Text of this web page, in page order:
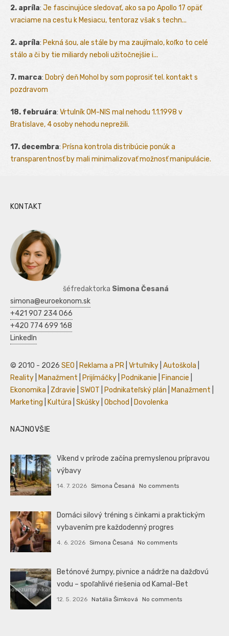
2. apríla: Je fascinujúce sledovať, ako sa po Apollo 17 opäť
vraciame na cestu k Mesiacu, tentoraz však s techn...
2. apríla: Pekná šou, ale stále by ma zaujímalo, koľko to celé
stálo a či by tie miliardy neboli užitočnejšie i...
7. marca: Dobrý deň Mohol by som poprosiť tel. kontakt s
pozdravom
18. februára: Vrtulník OM-NIS mal nehodu 1.1.1998 v
Bratislave, 4 osoby nehodu neprežili.
17. decembra: Prísna kontrola distribúcie ponúk a
transparentnosť by mali minimalizovať možnosť manipulácie.
KONTAKT
šéfredaktorka Simona Česaná
simona@euroekonom.sk
+421 907 234 066
+420 774 699 168
LinkedIn
© 2010 - 2026 SEO Reklama a PR Vrtuľníky Autoškola
Reality
Manažment Prijímáčky Podnikanie Financie
Ekonomika
Zdravie SWOT Podnikateľský plán Manažment
Marketing
Kultúra Skúšky Obchod Dovolenka
NAJNOVŠIE
Víkend v prírode začína premyslenou prípravou
výbavy
14. 7. 2026 Simona Česaná No comments
Domáci silový tréning s činkami a praktickým
vybavením pre každodenný progres
4. 6. 2026 Simona Česaná No comments
Betónové žumpy, pivnice a nádrže na dažďovú
vodu – spoľahlivé riešenia od Kamal-Bet
12. 5. 2026 Natália Šimková No comments